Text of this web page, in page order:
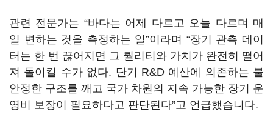
관련 전문가는 “바다는 어제 다르고 오늘 다르며 매
일 변하는 것을 측정하는 일”이라며 “장기 관측 데이
터는 한 번 끊어지면 그 퀄리티와 가치가 완전히 떨어
져 돌이킬 수가 없다. 단기 R&D 예산에 의존하는 불
안정한 구조를 깨고 국가 차원의 지속 가능한 장기 운
영비 보장이 필요하다고 판단된다”고 언급했습니다.